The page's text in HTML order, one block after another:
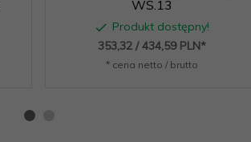
WS.13
Produkt dostępny!
353,32 / 434,59 PLN*
* cena netto / brutto